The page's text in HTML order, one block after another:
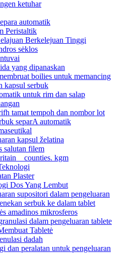
ketuhar
automatik
Peristaltik
Berkelejuan Tinggi
sėklos
yang dipanaskan
boilies untuk memancing
kapsul serbuk
untuk rim dan salap
tamat tempoh dan nombor lot
separA automatik
kapsul želatina
salutan filem
_ counties. kgm
Plaster
Dos Yang Lembut
supositori dalam pengeluaran
serbuk ke dalam tablet
amadinos mikrosferos
dalam pengeluaran tablete
Tabletė
dadah
dan peralatan untuk pengeluaran